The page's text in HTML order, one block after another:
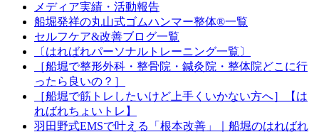
メディア実績・活動報告
船堀発祥の丸山式ゴムハンマー整体®︎一覧
セルフケア&改善ブログ一覧
〔はればれパーソナルトレーニング一覧〕
［船堀で整形外科・整骨院・鍼灸院・整体院どこに行
ったら良いの？］
［船堀で筋トレしたいけど上手くいかない方へ］【は
ればれちょいトレ】
羽田野式EMSで叶える「根本改善」｜船堀のはればれ